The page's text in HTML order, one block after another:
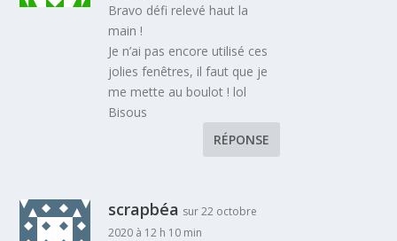
Bravo défi relevé haut la
main !
Je n’ai pas encore utilisé ces
jolies fenêtres, il faut que je
me mette au boulot ! lol
Bisous
RÉPONSE
scrapbéa sur 22 octobre
2020 à 12 h 10 min